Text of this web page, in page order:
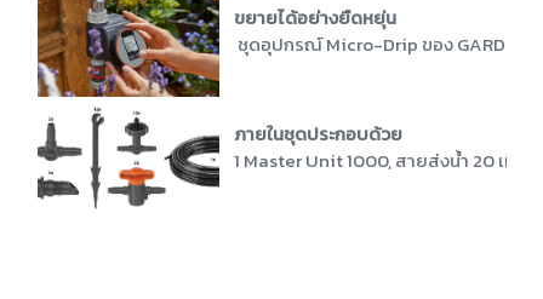
ขยายได้อย่างยืดหยุ่น
ชุดอุปกรณ์ Micro-Drip ของ
ภายในชุดประกอบด้วย
1 Master Unit 1000, สายส่งน้ำ 20 เมต